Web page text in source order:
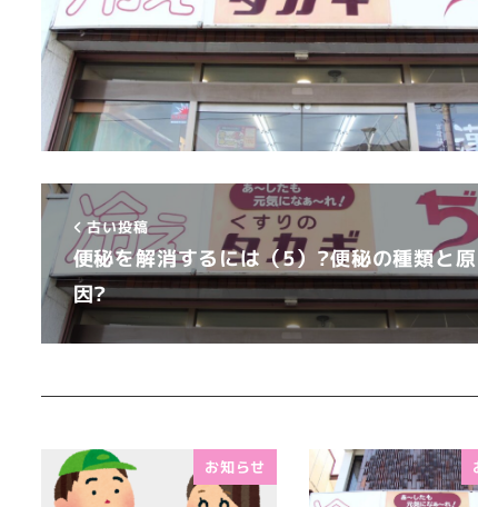
古い投稿
便秘を解消するには（5）?便秘の種類と原
因?
お知らせ